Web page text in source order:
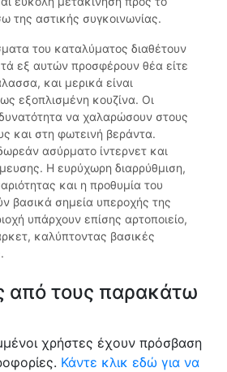
της αστικής συγκοινωνίας.
του καταλύματος διαθέτουν
εξ αυτών προσφέρουν θέα είτε
και μερικά είναι
εξοπλισμένη κουζίνα. Οι
να χαλαρώσουν στους
και στη φωτεινή βεράντα.
ασύρματο ίντερνετ και
Η ευρύχωρη διαρρύθμιση,
και η προθυμία του
βασικά σημεία υπεροχής της
υπάρχουν επίσης αρτοποιείο,
καλύπτοντας βασικές
από τους παρακάτω
χρήστες έχουν πρόσβαση
Κάντε κλικ εδώ για να